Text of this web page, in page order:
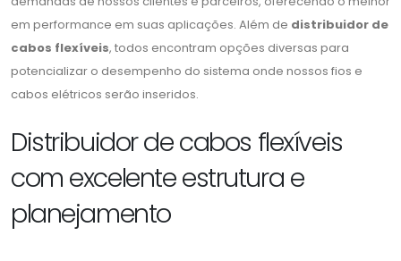
em performance em suas aplicações. Além de distribuidor de
cabos flexíveis, todos encontram opções diversas para
potencializar o desempenho do sistema onde nossos fios e
cabos elétricos serão inseridos.
Distribuidor de cabos flexíveis
com excelente estrutura e
planejamento